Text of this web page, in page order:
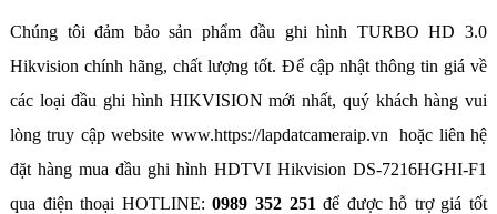
Chúng tôi đảm bảo sản phẩm đầu ghi hình TURBO HD 3.0
Hikvision chính hãng, chất lượng tốt. Để cập nhật thông tin giá về
các loại đầu ghi hình HIKVISION mới nhất, quý khách hàng vui
lòng truy cập website www.https://lapdatcameraip.vn hoặc liên hệ
đặt hàng mua đầu ghi hình HDTVI Hikvision DS-7216HGHI-F1
qua điện thoại HOTLINE:0989 352 251 để được hỗ trợ giá tốt